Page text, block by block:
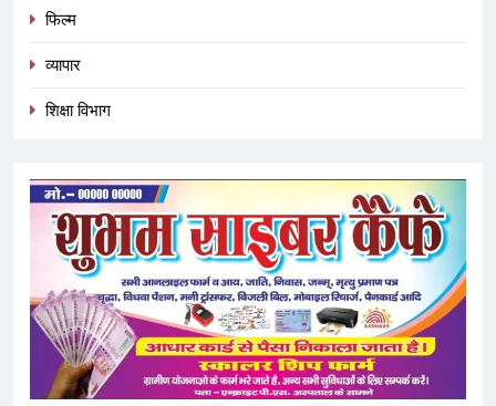
फिल्म
व्यापार
शिक्षा विभाग